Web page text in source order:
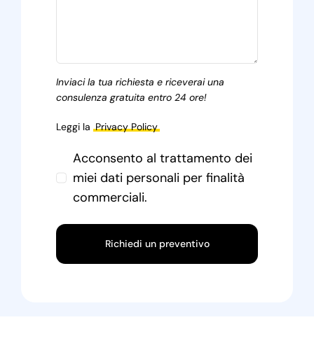
Inviaci la tua richiesta e riceverai una
consulenza gratuita entro 24 ore!
Leggi la Privacy Policy
Acconsento al trattamento dei
miei dati personali per finalità
commerciali.
Richiedi un preventivo